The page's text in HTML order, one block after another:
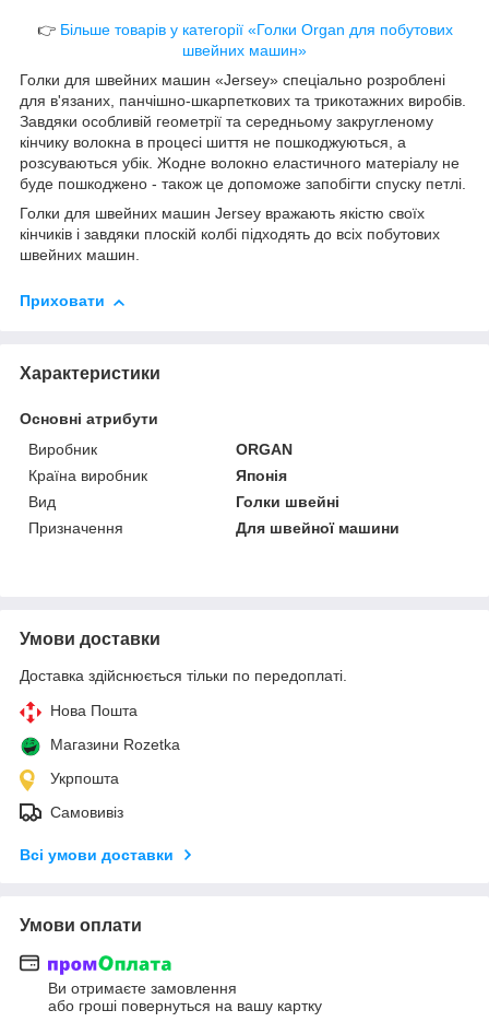
👉 Більше товарів у категорії «Голки Organ для побутових
швейних машин»
Голки для швейних машин «Jersey» спеціально розроблені
для в'язаних, панчішно-шкарпеткових та трикотажних виробів.
Завдяки особливій геометрії та середньому закругленому
кінчику волокна в процесі шиття не пошкоджуються, а
розсуваються убік. Жодне волокно еластичного матеріалу не
буде пошкоджено - також це допоможе запобігти спуску петлі.
Голки для швейних машин Jersey вражають якістю своїх
кінчиків і завдяки плоскій колбі підходять до всіх побутових
швейних машин.
Приховати
Характеристики
Основні атрибути
Виробник
ORGAN
Країна виробник
Японія
Вид
Голки швейні
Призначення
Для швейної машини
Умови доставки
Доставка здійснюється тільки по передоплаті.
Нова Пошта
Магазини Rozetka
Укрпошта
Самовивіз
Всі умови доставки
Умови оплати
Ви отримаєте замовлення
або гроші повернуться на вашу картку